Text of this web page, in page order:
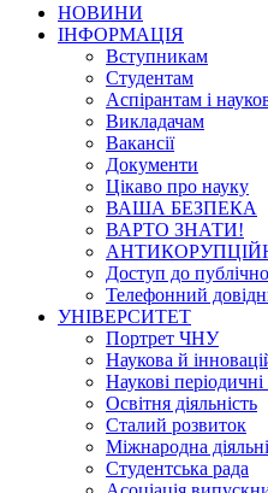
НОВИНИ
ІНФОРМАЦІЯ
Вступникам
Студентам
Аспірантам і
Викладачам
Вакансії
Документи
Цікаво про науку
ВАША БЕЗПЕКА
ВАРТО ЗНАТИ!
Доступ до
Телефонний
УНІВЕРСИТЕТ
Портрет ЧНУ
Наукова й
Наукові
Освітня діяльність
Сталий розвиток
Міжнародна
Студентська рада